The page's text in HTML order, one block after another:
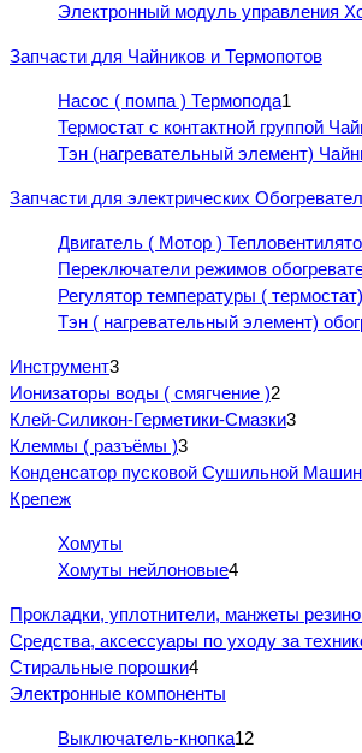
Электронный модуль управления
Запчасти для Чайников и Термопотов
Насос ( помпа ) Термопода1
Термостат с контактной группой
Тэн (нагревательный элемент)
Запчасти для электрических
Двигатель ( Мотор )
Переключатели режимов
Регулятор температуры (
Тэн ( нагревательный элемент)
Инструмент3
Ионизаторы воды ( смягчение )2
Клей-Силикон-Герметики-Смазки3
Клеммы ( разъёмы )3
Конденсатор пусковой Сушильной
Крепеж
Хомуты
Хомуты нейлоновые4
Прокладки, уплотнители, манжеты
Средства, аксессуары по уходу за
Стиральные порошки4
Электронные компоненты
Выключатель-кнопка12